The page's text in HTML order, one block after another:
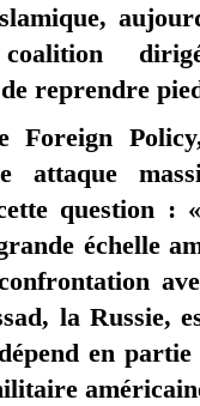
reprendre
Foreign
attaque
question :
échelle
la Russie,
en